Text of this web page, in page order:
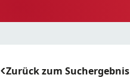
Zurück zum Suchergebnis